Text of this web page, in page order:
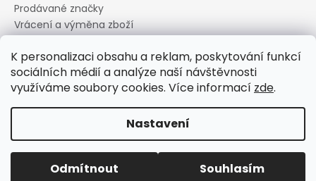
K personalizaci obsahu a reklam, poskytování funkcí
sociálních médií a analýze naší návštěvnosti
využíváme soubory cookies. Více informací zde.
Nastavení
Odmítnout Souhlasím
Prodávané značky
Vrácení a výměna zboží
Informace o souborech cookies
Reklamační řád
Obchodní podmínky
Copyright 2026Canard s.r.o.. Všechna práva vyhrazena.
Upravit nastavení cookies